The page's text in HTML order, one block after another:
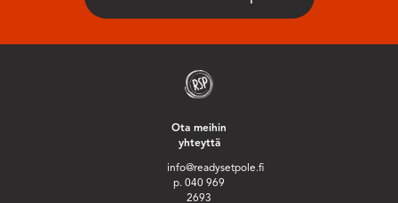
Ota meihin
yhteyttä
info@readysetpole.fi
p. 040 969
2693